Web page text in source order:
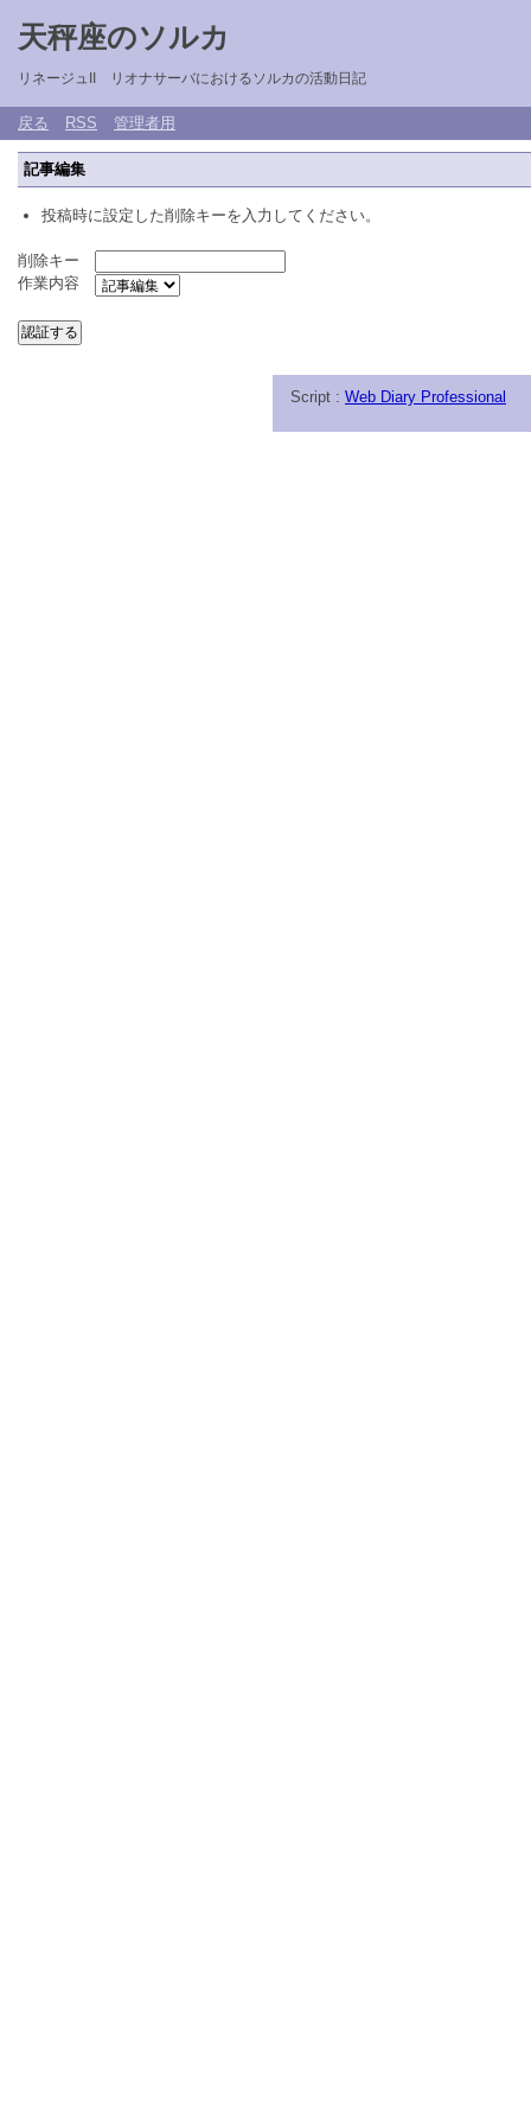
天秤座のソルカ
リネージュII リオナサーバにおけるソルカの活動日記
戻る RSS 管理者用
記事編集
投稿時に設定した削除キーを入力してください。
削除キー
作業内容
Script : Web Diary Professional